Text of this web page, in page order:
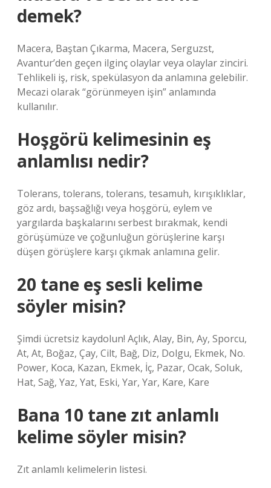
demek?
Macera, Baştan Çıkarma, Macera, Serguzst,
Avantur’den geçen ilginç olaylar veya olaylar zinciri.
Tehlikeli iş, risk, spekülasyon da anlamına gelebilir.
Mecazi olarak “görünmeyen işin” anlamında
kullanılır.
Hoşgörü kelimesinin eş
anlamlısı nedir?
Tolerans, tolerans, tolerans, tesamuh, kırışıklıklar,
göz ardı, başsağlığı veya hoşgörü, eylem ve
yargılarda başkalarını serbest bırakmak, kendi
görüşümüze ve çoğunluğun görüşlerine karşı
düşen görüşlere karşı çıkmak anlamına gelir.
20 tane eş sesli kelime
söyler misin?
Şimdi ücretsiz kaydolun! Açlık, Alay, Bin, Ay, Sporcu,
At, At, Boğaz, Çay, Cilt, Bağ, Diz, Dolgu, Ekmek, No.
Power, Koca, Kazan, Ekmek, İç, Pazar, Ocak, Soluk,
Hat, Sağ, Yaz, Yat, Eski, Yar, Yar, Kare, Kare
Bana 10 tane zıt anlamlı
kelime söyler misin?
Zıt anlamlı kelimelerin listesi.